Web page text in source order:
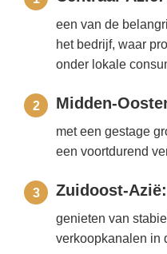
een van de
het bedrijf, waar
onder lokale
2 Midden-
met een gestage
een voortdurend
3 Zuidoost-
genieten van
verkoopkanalen in